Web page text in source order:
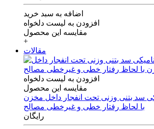
اضافه به سبد خرید
افزودن به لیست دلخواه
مقایسه این محصول
+
مقالات
افزودن به لیست دلخواه
مقایسه این محصول
سد بتنی وزنی تحت انفجار داخل مخزن
با لحاظ رفتار خطی و غیرخطی مصالح
رایگان